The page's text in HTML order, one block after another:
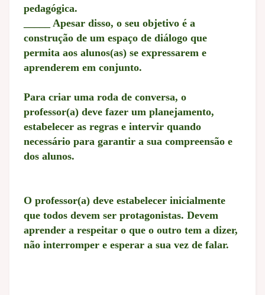
pedagógica.
_____ Apesar disso, o seu objetivo é a
construção de um espaço de diálogo que
permita aos alunos(as) se expressarem e
aprenderem em conjunto.
Para criar uma roda de conversa, o
professor(a) deve fazer um planejamento,
estabelecer as regras e intervir quando
necessário para garantir a sua compreensão e
dos alunos.
O professor(a) deve estabelecer inicialmente
que todos devem ser protagonistas. Devem
aprender a respeitar o que o outro tem a dizer,
não interromper e esperar a sua vez de falar.